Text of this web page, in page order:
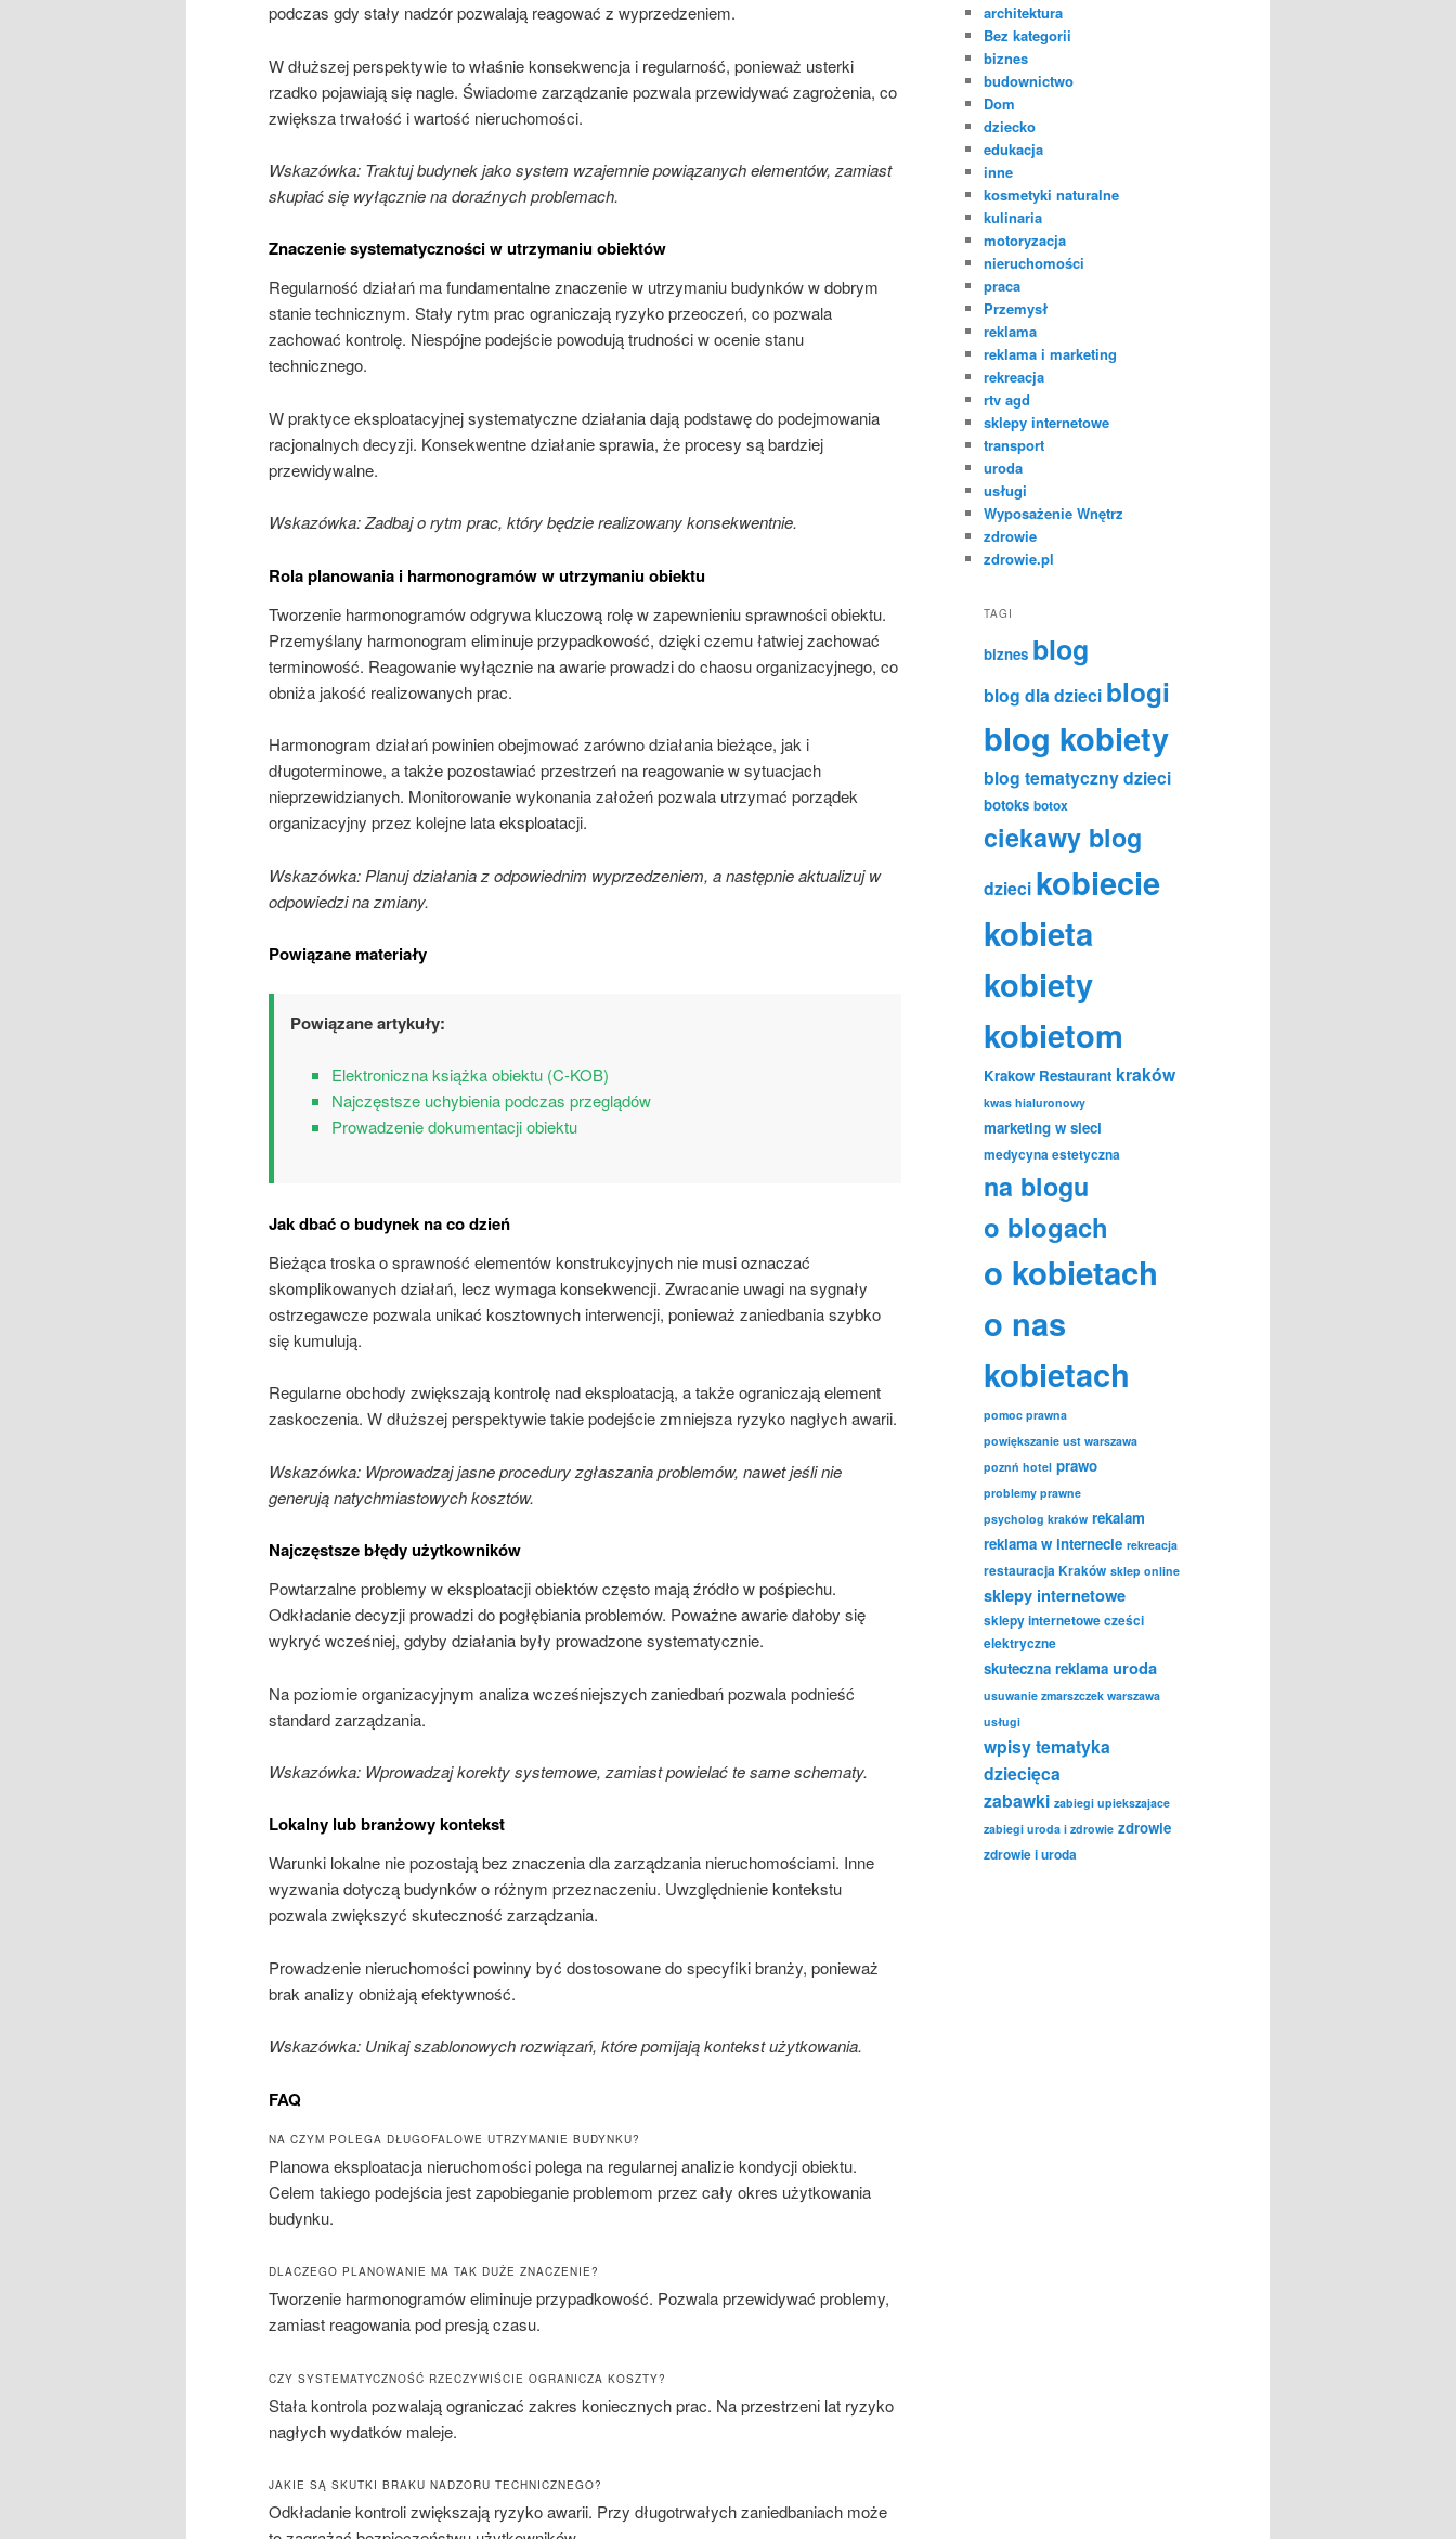
podczas gdy stały nadzór pozwalają reagować z wyprzedzeniem.
W dłuższej perspektywie to właśnie konsekwencja i regularność, ponieważ usterki
rzadko pojawiają się nagle. Świadome zarządzanie pozwala przewidywać zagrożenia, co
zwiększa trwałość i wartość nieruchomości.
Wskazówka: Traktuj budynek jako system wzajemnie powiązanych elementów, zamiast
skupiać się wyłącznie na doraźnych problemach.
Znaczenie systematyczności w utrzymaniu obiektów
Regularność działań ma fundamentalne znaczenie w utrzymaniu budynków w dobrym
stanie technicznym. Stały rytm prac ograniczają ryzyko przeoczeń, co pozwala
zachować kontrolę. Niespójne podejście powodują trudności w ocenie stanu
technicznego.
W praktyce eksploatacyjnej systematyczne działania dają podstawę do podejmowania
racjonalnych decyzji. Konsekwentne działanie sprawia, że procesy są bardziej
przewidywalne.
Wskazówka: Zadbaj o rytm prac, który będzie realizowany konsekwentnie.
Rola planowania i harmonogramów w utrzymaniu obiektu
Tworzenie harmonogramów odgrywa kluczową rolę w zapewnieniu sprawności obiektu.
Przemyślany harmonogram eliminuje przypadkowość, dzięki czemu łatwiej zachować
terminowość. Reagowanie wyłącznie na awarie prowadzi do chaosu organizacyjnego, co
obniża jakość realizowanych prac.
Harmonogram działań powinien obejmować zarówno działania bieżące, jak i
długoterminowe, a także pozostawiać przestrzeń na reagowanie w sytuacjach
nieprzewidzianych. Monitorowanie wykonania założeń pozwala utrzymać porządek
organizacyjny przez kolejne lata eksploatacji.
Wskazówka: Planuj działania z odpowiednim wyprzedzeniem, a następnie aktualizuj w
odpowiedzi na zmiany.
Powiązane materiały
Powiązane artykuły:
Elektroniczna książka obiektu (C-KOB)
Najczęstsze uchybienia podczas przeglądów
Prowadzenie dokumentacji obiektu
Jak dbać o budynek na co dzień
Bieżąca troska o sprawność elementów konstrukcyjnych nie musi oznaczać
skomplikowanych działań, lecz wymaga konsekwencji. Zwracanie uwagi na sygnały
ostrzegawcze pozwala unikać kosztownych interwencji, ponieważ zaniedbania szybko
się kumulują.
Regularne obchody zwiększają kontrolę nad eksploatacją, a także ograniczają element
zaskoczenia. W dłuższej perspektywie takie podejście zmniejsza ryzyko nagłych awarii.
Wskazówka: Wprowadzaj jasne procedury zgłaszania problemów, nawet jeśli nie
generują natychmiastowych kosztów.
Najczęstsze błędy użytkowników
Powtarzalne problemy w eksploatacji obiektów często mają źródło w pośpiechu.
Odkładanie decyzji prowadzi do pogłębiania problemów. Poważne awarie dałoby się
wykryć wcześniej, gdyby działania były prowadzone systematycznie.
Na poziomie organizacyjnym analiza wcześniejszych zaniedbań pozwala podnieść
standard zarządzania.
Wskazówka: Wprowadzaj korekty systemowe, zamiast powielać te same schematy.
Lokalny lub branżowy kontekst
Warunki lokalne nie pozostają bez znaczenia dla zarządzania nieruchomościami. Inne
wyzwania dotyczą budynków o różnym przeznaczeniu. Uwzględnienie kontekstu
pozwala zwiększyć skuteczność zarządzania.
Prowadzenie nieruchomości powinny być dostosowane do specyfiki branży, ponieważ
brak analizy obniżają efektywność.
Wskazówka: Unikaj szablonowych rozwiązań, które pomijają kontekst użytkowania.
FAQ
NA CZYM POLEGA DŁUGOFALOWE UTRZYMANIE BUDYNKU?
Planowa eksploatacja nieruchomości polega na regularnej analizie kondycji obiektu.
Celem takiego podejścia jest zapobieganie problemom przez cały okres użytkowania
budynku.
DLACZEGO PLANOWANIE MA TAK DUŻE ZNACZENIE?
Tworzenie harmonogramów eliminuje przypadkowość. Pozwala przewidywać problemy,
zamiast reagowania pod presją czasu.
CZY SYSTEMATYCZNOŚĆ RZECZYWIŚCIE OGRANICZA KOSZTY?
Stała kontrola pozwalają ograniczać zakres koniecznych prac. Na przestrzeni lat ryzyko
nagłych wydatków maleje.
JAKIE SĄ SKUTKI BRAKU NADZORU TECHNICZNEGO?
Odkładanie kontroli zwiększają ryzyko awarii. Przy długotrwałych zaniedbaniach może
architektura
Bez kategorii
biznes
budownictwo
Dom
dziecko
edukacja
inne
kosmetyki naturalne
kulinaria
motoryzacja
nieruchomości
praca
Przemysł
reklama
reklama i marketing
rekreacja
rtv agd
sklepy internetowe
transport
uroda
usługi
Wyposażenie Wnętrz
zdrowie
zdrowie.pl
TAGI
biznes blog
blog dla dzieci blogi
blog kobiety
blog tematyczny dzieci
botoks botox
ciekawy blog
dzieci kobiecie
kobieta
kobiety
kobietom
Krakow Restaurant kraków
kwas hialuronowy
marketing w sieci
medycyna estetyczna
na blogu
o blogach
o kobietach
o nas
kobietach
pomoc prawna
powiększanie ust warszawa
poznń hotel prawo
problemy prawne
psycholog kraków rekalam
reklama w internecie rekreacja
restauracja Kraków sklep online
sklepy internetowe
sklepy internetowe cześci
elektryczne
skuteczna reklama uroda
usuwanie zmarszczek warszawa
usługi
wpisy tematyka
dziecięca
zabawki zabiegi upiekszajace
zabiegi uroda i zdrowie zdrowie
zdrowie i uroda